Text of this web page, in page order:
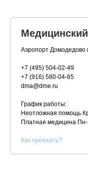
Аэропорт
+7 (495) 504-02-49
+7 (916) 580-04-65
dma@dme.ru
График работы:
Неотложная помощь
Платная медицина
Как проехать?